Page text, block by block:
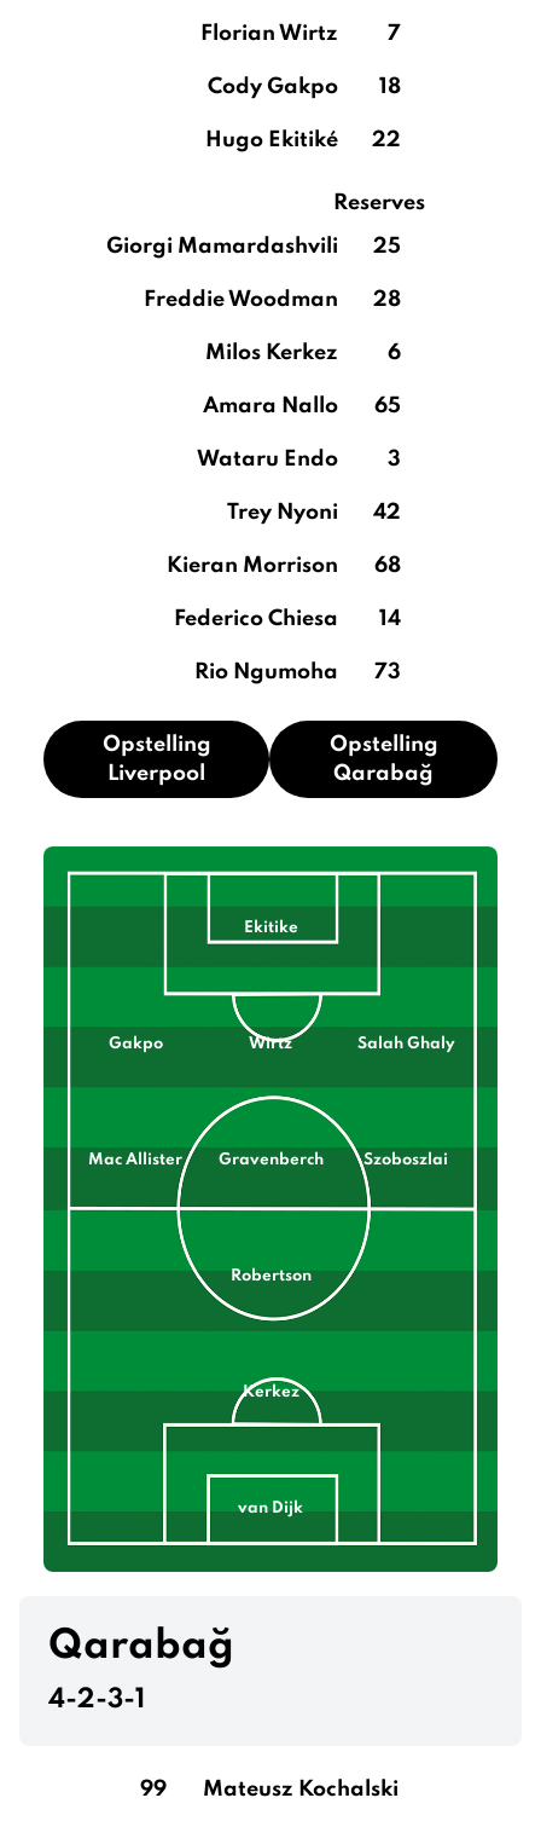
Florian Wirtz 7
Cody Gakpo 18
Hugo Ekitiké 22
Reserves
Giorgi Mamardashvili
25
Freddie Woodman 28
Milos Kerkez 6
Amara Nallo 65
Wataru Endo 3
Trey Nyoni 42
Kieran Morrison 68
Federico Chiesa 14
Rio Ngumoha 73
Opstelling
Liverpool
Opstelling
Qarabağ
Ekitike
Gakpo Wirtz Salah Ghaly
Mac Allister Gravenberch Szoboszlai
Robertson
Kerkez
van Dijk
Qarabağ
4-2-3-1
99 Mateusz Kochalski